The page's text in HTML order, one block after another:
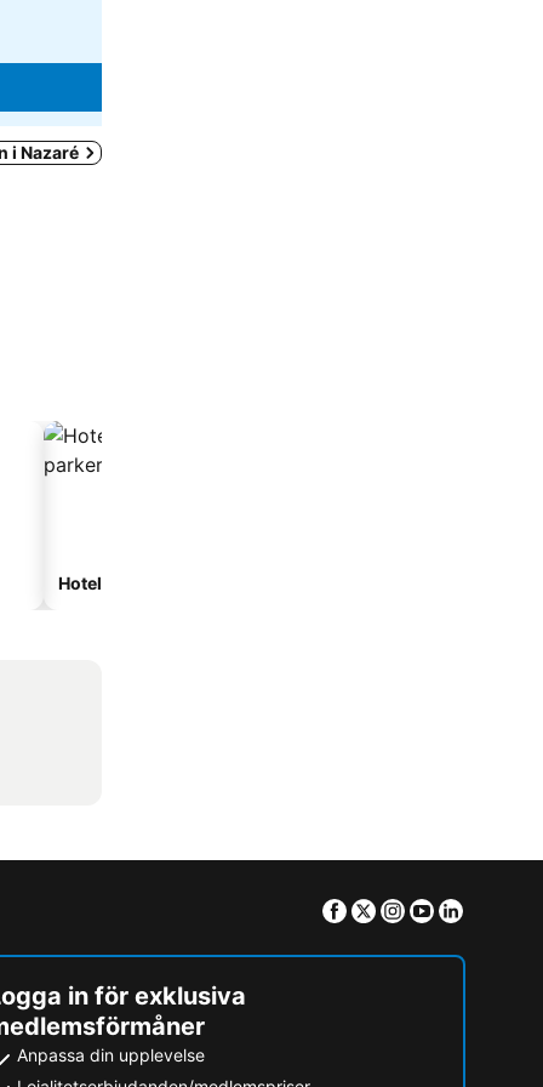
i Nazaré
Hotell med parkering
Facebook
TwitterInstagram
Youtube
in för exklusiva
Anpassa din upplevelse